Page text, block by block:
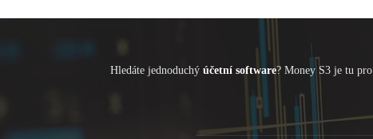
Hledáte jednoduchý účetní software? Money S3 je tu